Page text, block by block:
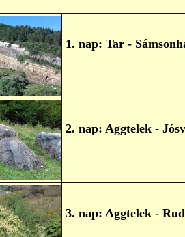
1. nap: Tar -
2. nap: Aggtelek -
3. nap: Aggtelek -